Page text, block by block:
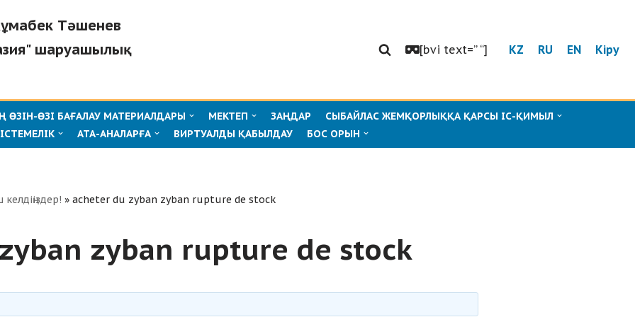
Тәшенев
шаруашылық
[bvi text=” “] KZ RU EN Кіру
ӨЗІ БАҒАЛАУ МАТЕРИАЛДАРЫ МЕКТЕП ЗАҢДАР
СЫБАЙЛАС ЖЕМҚОРЛЫҚҚА ҚАРСЫ ІС-ҚИМЫЛ
АТА-АНАЛАРҒА ВИРТУАЛДЫ ҚАБЫЛДАУ БОС ОРЫН
келдіңіздер! » acheter du zyban zyban rupture de stock
zyban rupture de stock